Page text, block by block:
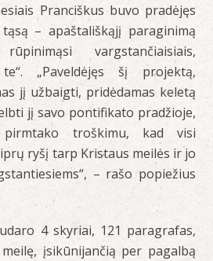
Pranciškus buvo pradėjęs
– apaštališkąjį paraginimą
vargstančiaisiais,
„Paveldėjęs šį projektą,
jį užbaigti, pridėdamas keletą
jį savo pontifikato pradžioje,
pirmtako troškimu, kad visi
ryšį tarp Kristaus meilės ir jo
– rašo popiežius
4 skyriai, 121 paragrafas,
įsikūnijančią per pagalbą